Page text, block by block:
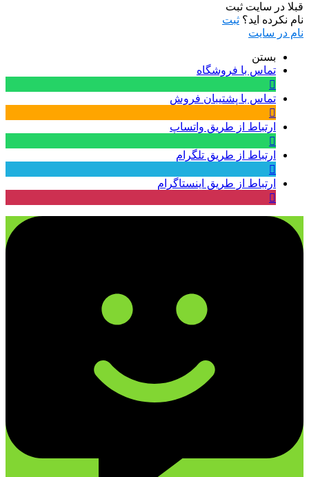
قبلا در سایت ثبت
نام نکرده اید؟ ثبت
نام در سایت
بستن
تماس با فروشگاه
تماس با پشتیبان فروش
ارتباط از طریق واتساپ
ارتباط از طریق تلگرام
ارتباط از طریق اینستاگرام